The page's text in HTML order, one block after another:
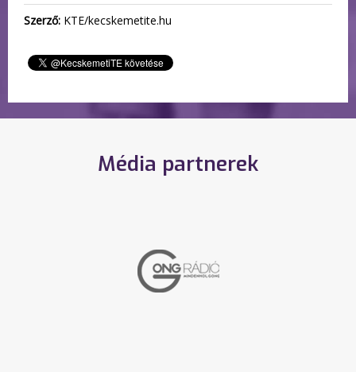
Szerző: KTE/kecskemetite.hu
Média partnerek